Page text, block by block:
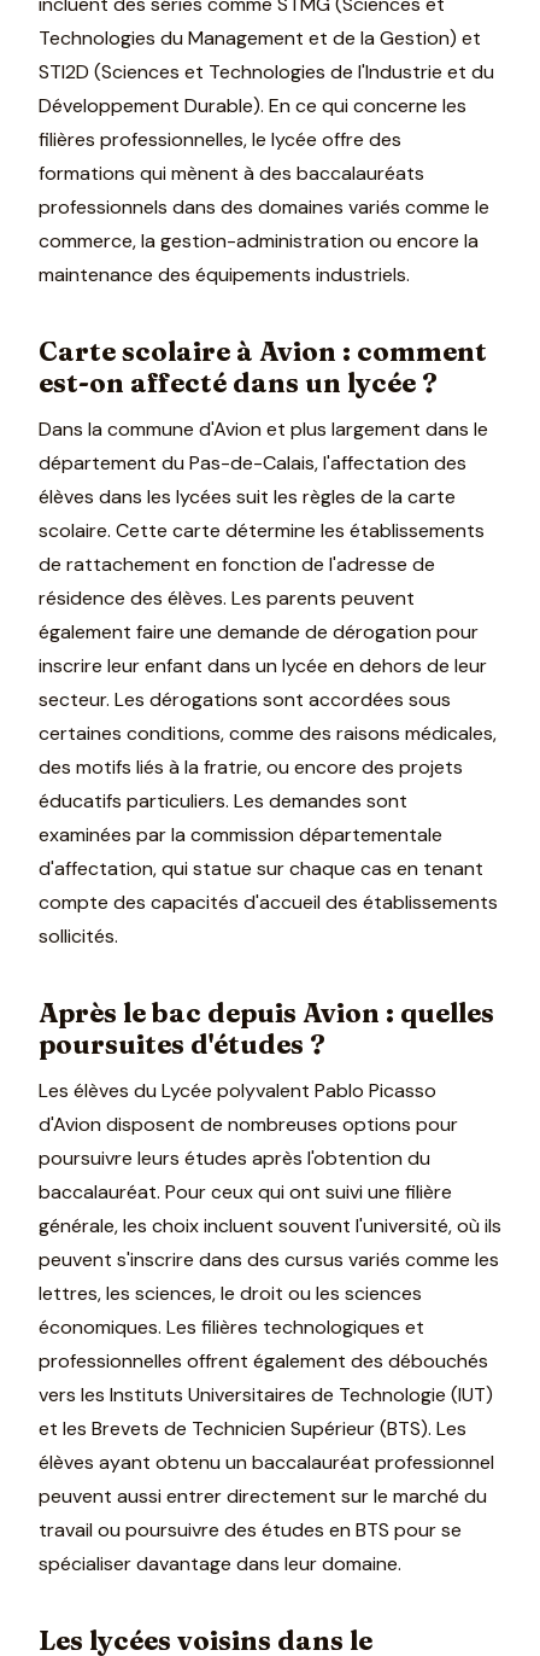
Technologies du Management et de la Gestion) et
STI2D (Sciences et Technologies de l'Industrie et du
Développement Durable). En ce qui concerne les
filières professionnelles, le lycée offre des
formations qui mènent à des baccalauréats
professionnels dans des domaines variés comme le
commerce, la gestion-administration ou encore la
maintenance des équipements industriels.
Carte scolaire à Avion : comment
est-on affecté dans un lycée ?
Dans la commune d'Avion et plus largement dans le
département du Pas-de-Calais, l'affectation des
élèves dans les lycées suit les règles de la carte
scolaire. Cette carte détermine les établissements
de rattachement en fonction de l'adresse de
résidence des élèves. Les parents peuvent
également faire une demande de dérogation pour
inscrire leur enfant dans un lycée en dehors de leur
secteur. Les dérogations sont accordées sous
certaines conditions, comme des raisons médicales,
des motifs liés à la fratrie, ou encore des projets
éducatifs particuliers. Les demandes sont
examinées par la commission départementale
d'affectation, qui statue sur chaque cas en tenant
compte des capacités d'accueil des établissements
sollicités.
Après le bac depuis Avion : quelles
poursuites d'études ?
Les élèves du Lycée polyvalent Pablo Picasso
d'Avion disposent de nombreuses options pour
poursuivre leurs études après l'obtention du
baccalauréat. Pour ceux qui ont suivi une filière
générale, les choix incluent souvent l'université, où ils
peuvent s'inscrire dans des cursus variés comme les
lettres, les sciences, le droit ou les sciences
économiques. Les filières technologiques et
professionnelles offrent également des débouchés
vers les Instituts Universitaires de Technologie (IUT)
et les Brevets de Technicien Supérieur (BTS). Les
élèves ayant obtenu un baccalauréat professionnel
peuvent aussi entrer directement sur le marché du
travail ou poursuivre des études en BTS pour se
spécialiser davantage dans leur domaine.
Les lycées voisins dans le